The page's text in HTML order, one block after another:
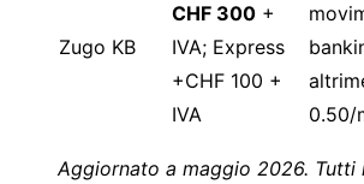
Zugo KB
CHF 300 +
IVA; Express
+CHF 100 +
IVA
0.50/
Aggiornato a maggio 2026. Tutti